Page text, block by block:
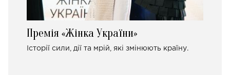
Премія «Жінка України»
Історії сили, дії та мрій, які змінюють країну.